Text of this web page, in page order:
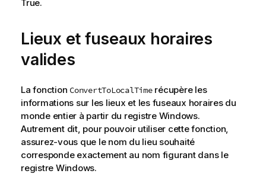
True.
Lieux et fuseaux horaires
valides
La fonction ConvertToLocalTimerécupère les
informations sur les lieux et les fuseaux horaires du
monde entier à partir du registre Windows.
Autrement dit, pour pouvoir utiliser cette fonction,
assurez-vous que le nom du lieu souhaité
corresponde exactement au nom figurant dans le
registre Windows.